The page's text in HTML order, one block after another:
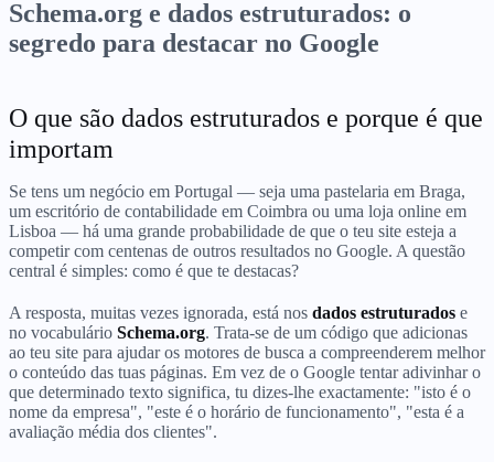
Schema.org e dados estruturados: o
segredo para destacar no Google
O que são dados estruturados e porque é que
importam
Se tens um negócio em Portugal — seja uma pastelaria em Braga,
um escritório de contabilidade em Coimbra ou uma loja online em
Lisboa — há uma grande probabilidade de que o teu site esteja a
competir com centenas de outros resultados no Google. A questão
central é simples: como é que te destacas?
A resposta, muitas vezes ignorada, está nos dados estruturados e
no vocabulário Schema.org. Trata-se de um código que adicionas
ao teu site para ajudar os motores de busca a compreenderem melhor
o conteúdo das tuas páginas. Em vez de o Google tentar adivinhar o
que determinado texto significa, tu dizes-lhe exactamente: "isto é o
nome da empresa", "este é o horário de funcionamento", "esta é a
avaliação média dos clientes".